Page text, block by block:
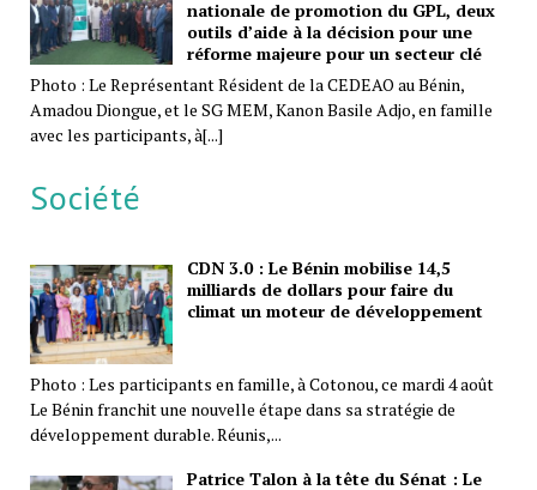
nationale de promotion du GPL, deux
outils d’aide à la décision pour une
réforme majeure pour un secteur clé
Photo : Le Représentant Résident de la CEDEAO au Bénin,
Amadou Diongue, et le SG MEM, Kanon Basile Adjo, en famille
avec les participants, à[...]
Société
CDN 3.0 : Le Bénin mobilise 14,5
milliards de dollars pour faire du
climat un moteur de développement
Photo : Les participants en famille, à Cotonou, ce mardi 4 août
Le Bénin franchit une nouvelle étape dans sa stratégie de
développement durable. Réunis,...
Patrice Talon à la tête du Sénat : Le